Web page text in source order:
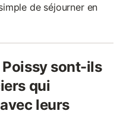
de séjourner en
sont-ils
qui
leurs